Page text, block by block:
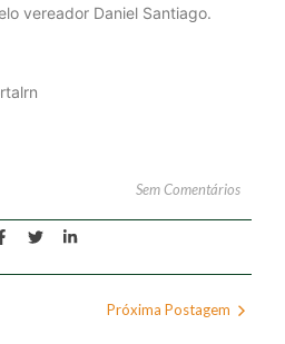
vereador Daniel Santiago.
Sem Comentários
Próxima Postagem